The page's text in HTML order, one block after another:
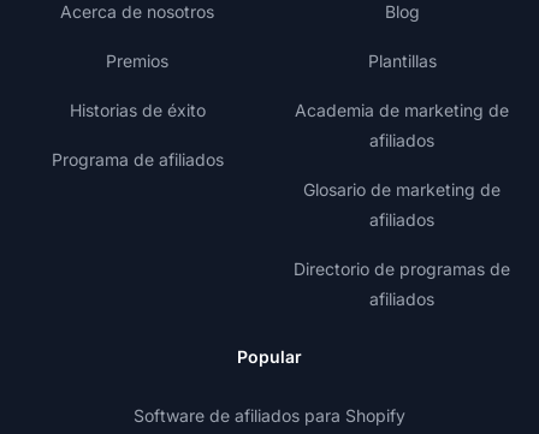
Acerca de nosotros
Premios
Historias de éxito
Programa de afiliados
Blog
Plantillas
Academia de marketing de
afiliados
Glosario de marketing de
afiliados
Directorio de programas de
afiliados
Popular
Software de afiliados para Shopify